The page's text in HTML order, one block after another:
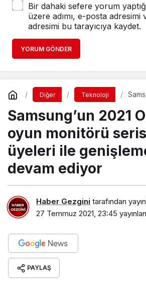
Bir dahaki sefere yorum
üzere adımı, e-posta adresimi
adresimi bu tarayıcıya kaydet.
YORUM GÖNDER
Diğer Teknoloji
Samsung’un 2021
oyun monitörü
üyeleri ile
devam ediyor
Haber Gezgini tarafından
27 Temmuz 2021, 23:45
PAYLAŞ